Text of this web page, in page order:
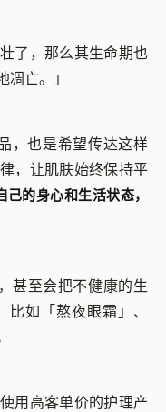
了，那么其生命期也
亡。」
，也是希望传达这样
，让肌肤始终保持平
的身心和生活状态，
甚至会把不健康的生
如「熬夜眼霜」、
用高客单价的护理产